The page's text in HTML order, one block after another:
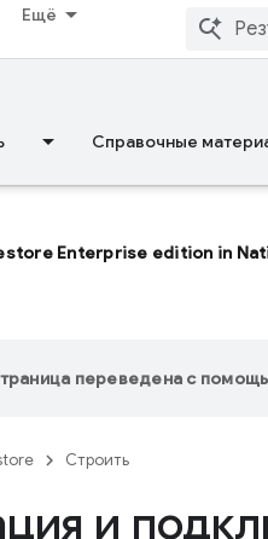
Ещё
Справочные
Enterprise edition in
переведена с
Строить
и